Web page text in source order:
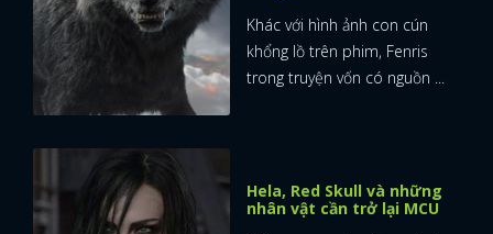
Khác với hình ảnh con cún
khổng lồ trên phim, Fenris
trong truyện vốn có nguồn ...
Hela, Red Skull và những
nhân vật cần trở lại MCU